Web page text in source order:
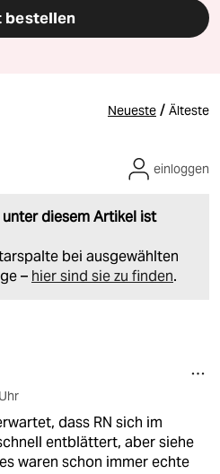
bestellen
Neueste / Älteste
diesem Artikel ist
bei ausgewählten
– hier sind sie zu finden.
einloggen
dass RN sich im
entblättert, aber siehe
waren schon immer echte